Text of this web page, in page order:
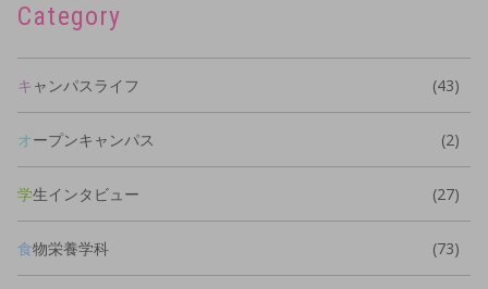
Category
キャンパスライフ (43)
オープンキャンパス (2)
学生インタビュー (27)
食物栄養学科 (73)